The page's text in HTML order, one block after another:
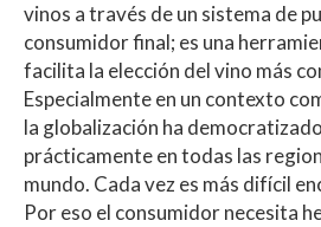
vinos a través de un sistema de
consumidor final; es una
facilita la elección del vino más
Especialmente en un contexto
la globalización ha
prácticamente en todas las
mundo. Cada vez es más difícil
Por eso el consumidor necesita